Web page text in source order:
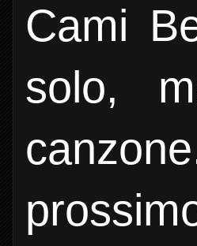
Cami
solo,